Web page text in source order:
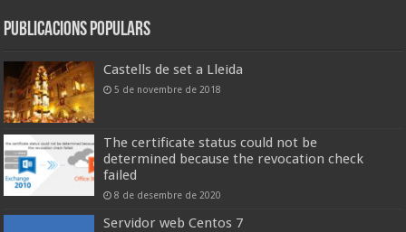
Publicacions populars
Castells de set a Lleida
5 de novembre de 2018
The certificate status could not be
determined because the revocation check
failed
8 de desembre de 2020
Servidor web Centos 7